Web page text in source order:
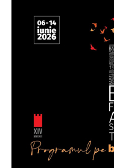
15:00, până marți, 11
Revoluției, în ziua de
21:00. Totodată,
13:00, Bulevardul